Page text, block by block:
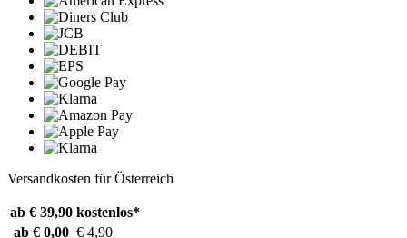
Versandkosten für Österreich
ab € 39,90 kostenlos*
ab € 0,00 € 4,90